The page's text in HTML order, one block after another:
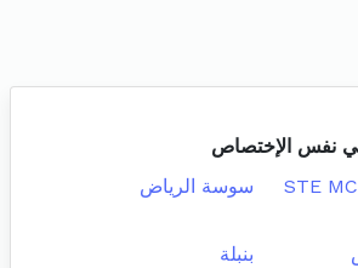
نفس الإختصاص
STE
سوسة الرياض
بنبلة